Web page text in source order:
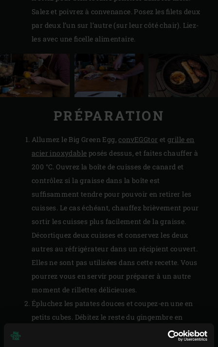
Salez et poivrez à convenance. Posez les filets deux
par deux l’un sur l’autre (sur leur côté chair). Liez-
les avec une ficelle alimentaire.
PRÉPARATION
Allumez le Big Green Egg,convEGGtor etgrille en
acier inoxydable posés dessus, et faites chauffer à
200 °C. Ouvrez la boîte de cuisses de canard et
contrôlez si la graisse dans la boîte est
suffisamment tendre pour pouvoir en retirer les
cuisses. Le cas échéant, chauffez brièvement pour
sortir les cuisses plus facilement de la graisse.
Décortiquez deux cuisses et conservez les deux
autres au réfrigérateur dans un récipient couvert.
Elles ne sont pas utilisées dans cette recette. Vous
pourrez vous en servir pour préparer à un autre
moment derillettes délicieuses.
Épluchez les patates douces et coupez-en une en
petits cubes. Débitez le reste du gingembre en
tranches. Pelez et coupez l’ail et l’oignon en deux et
mettez-les dans la graisse restée dans la boîte.